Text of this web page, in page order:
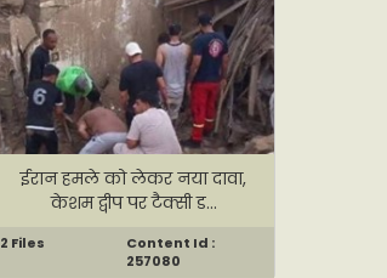
ईरान हमले को लेकर नया दावा,
केशम द्वीप पर टैक्सी ड...
2 Files
Content Id :
257080